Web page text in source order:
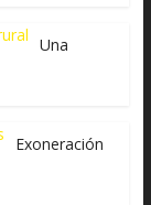
Una
Exoneración